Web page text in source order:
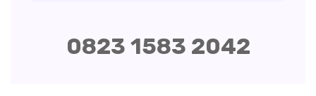
0823 1583 2042